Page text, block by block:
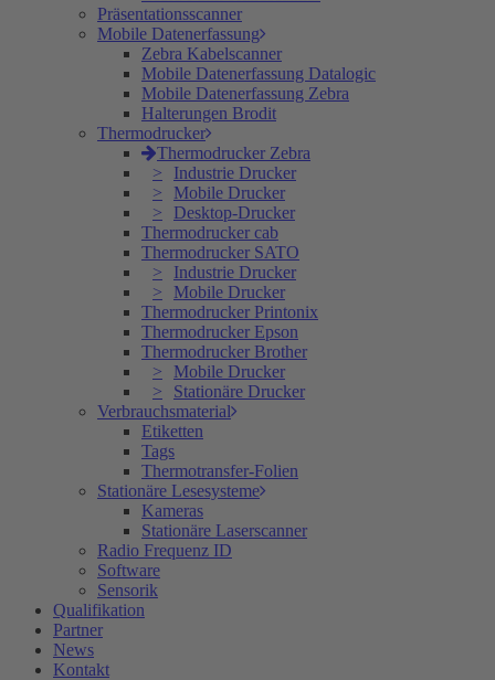
Präsentationsscanner
Mobile Datenerfassung
Zebra Kabelscanner
Mobile Datenerfassung Datalogic
Mobile Datenerfassung Zebra
Halterungen Brodit
Thermodrucker
Thermodrucker Zebra
Industrie Drucker
Mobile Drucker
Desktop-Drucker
Thermodrucker cab
Thermodrucker SATO
Industrie Drucker
Mobile Drucker
Thermodrucker Printonix
Thermodrucker Epson
Thermodrucker Brother
Mobile Drucker
Stationäre Drucker
Verbrauchsmaterial
Etiketten
Tags
Thermotransfer-Folien
Stationäre Lesesysteme
Kameras
Stationäre Laserscanner
Radio Frequenz ID
Software
Sensorik
Qualifikation
Partner
News
Kontakt